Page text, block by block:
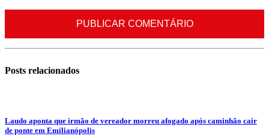
Posts relacionados
Laudo aponta que irmão de vereador morreu afogado após caminhão cair
de ponte em Emilianópolis